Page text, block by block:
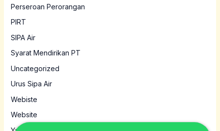
Perseroan Perorangan
PIRT
SIPA Air
Syarat Mendirikan PT
Uncategorized
Urus Sipa Air
Webiste
Website